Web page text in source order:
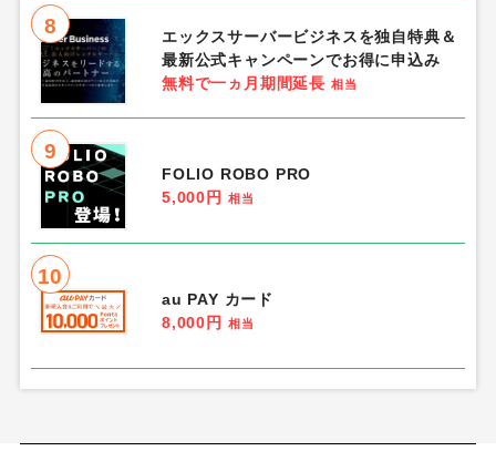
8
エックスサーバービジネスを独自特典＆
最新公式キャンペーンでお得に申込み
無料で一ヵ月期間延長 相当
9
FOLIO ROBO PRO
5,000円
相当
10
au PAY カード
8,000円
相当